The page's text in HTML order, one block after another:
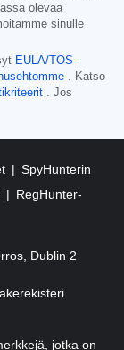
olevaa
sinulle
EULA/TOS-
. Katso
. Jos
SpyHunterin
RegHunter-
Dublin 2
jotka on